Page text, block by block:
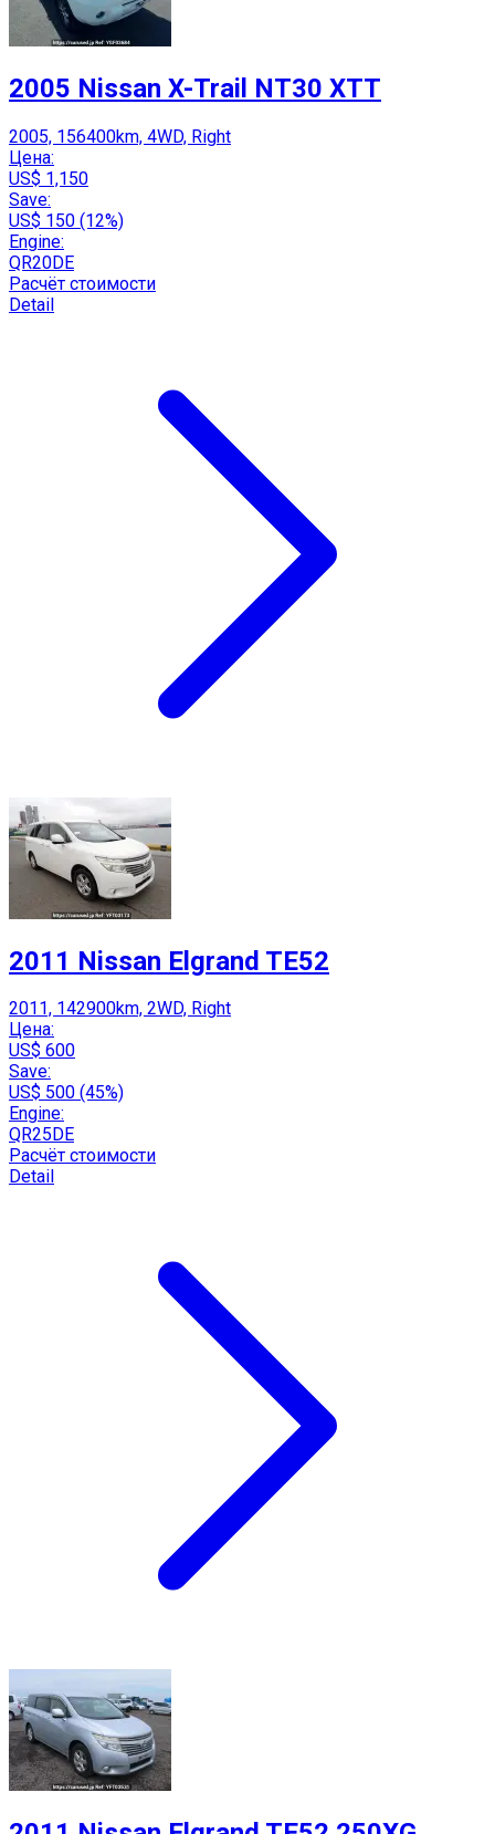
2005 Nissan X-Trail NT30 XTT
2005, 156400km, 4WD, Right
Цена:
US$ 1,150
Save:
US$ 150 (12%)
Engine:
QR20DE
Расчёт стоимости
Detail
2011 Nissan Elgrand TE52
2011, 142900km, 2WD, Right
Цена:
US$ 600
Save:
US$ 500 (45%)
Engine:
QR25DE
Расчёт стоимости
Detail